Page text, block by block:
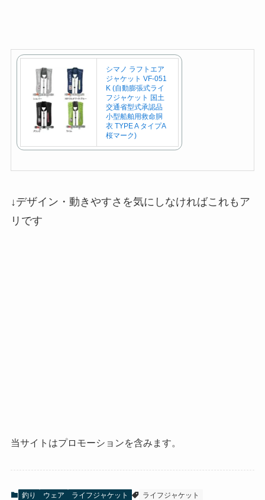
シマノ ラフトエア
ジャケット VF-051
K (自動膨張式ライ
フジャケット 国土
交通省型式承認品
小型船舶用救命胴
衣 TYPE A タイプA
桜マーク)
↓デザイン・動きやすさを気にしなければこれもア
リです
当サイトはプロモーションを含みます。
釣り ウェア ライフジャケット ライフジャケット